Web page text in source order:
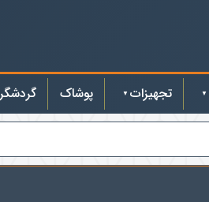
تجهیزات پوشاک